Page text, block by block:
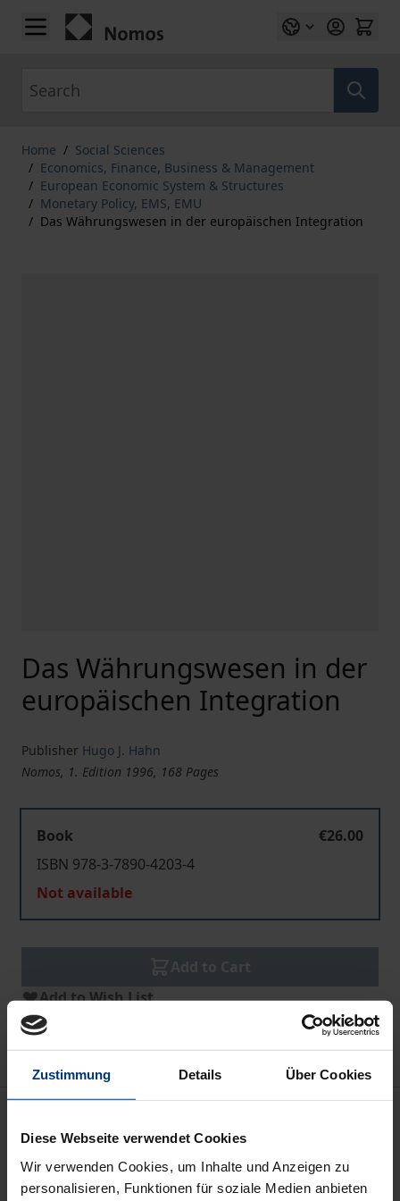
Zustimmung Details Über Cookies
Diese Webseite verwendet Cookies
Wir verwenden Cookies, um Inhalte und Anzeigen zu
personalisieren, Funktionen für soziale Medien anbieten
Skip to Content
Home / Social Sciences
/ Economics, Finance, Business & Management
/ European Economic System & Structures
/ Monetary Policy, EMS, EMU
/ Das Währungswesen in der europäischen Integration
Das Währungswesen in der
europäischen Integration
Publisher Hugo J. Hahn
Nomos, 1. Edition 1996, 168 Pages
Book
€26.00
ISBN 978-3-7890-4203-4
Not available
Add to Cart
Add to Wish List
Delivery cost notice
Der siebte Sammelband der Würzburger
Universitätsreden behandelt Voraussetzungen,